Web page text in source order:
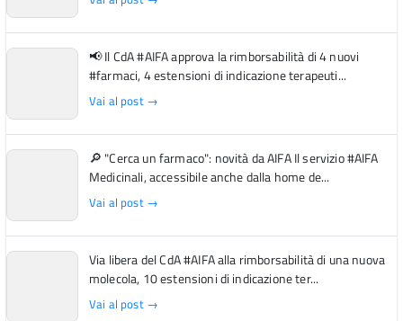
📢 Il CdA #AIFA approva la rimborsabilità di 4 nuovi
#farmaci, 4 estensioni di indicazione terapeuti...
Vai al post →
🔎 "Cerca un farmaco": novità da AIFA Il servizio #AIFA
Medicinali, accessibile anche dalla home de...
Vai al post →
Via libera del CdA #AIFA alla rimborsabilità di una nuova
molecola, 10 estensioni di indicazione ter...
Vai al post →